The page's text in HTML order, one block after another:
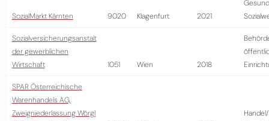
SozialMarkt Kärnten 9020 Klagenfurt 2021
Sozialversicherungsanstalt
der gewerblichen
Wirtschaft
1051 Wien 2018
SPAR Österreichische
Warenhandels AG,
Zweigniederlassung Wörgl
Handel/